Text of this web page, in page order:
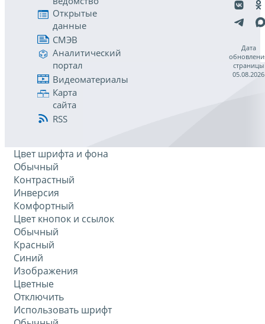
Открытые
данные
СМЭВ
Аналитический
портал
Видеоматериалы
Карта
сайта
RSS
Дата
страницы
05.08.2026
Цвет шрифта и фона
Обычный
Контрастный
Инверсия
Комфортный
Цвет кнопок и ссылок
Обычный
Красный
Синий
Изображения
Цветные
Отключить
Использовать шрифт